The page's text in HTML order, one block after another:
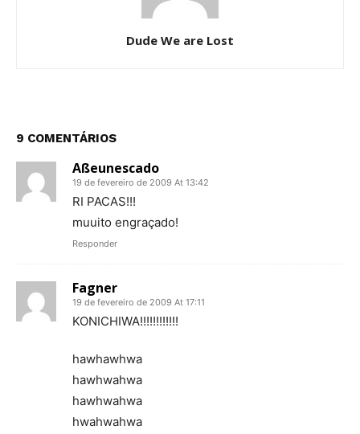
Dude We are Lost
9 COMENTÁRIOS
Aßeunescado
19 de fevereiro de 2009 At 13:42
RI PACAS!!!
muuito engraçado!
Responder
Fagner
19 de fevereiro de 2009 At 17:11
KONICHIWA!!!!!!!!!!!!
hawhawhwa
hawhwahwa
hawhwahwa
hwahwahwa